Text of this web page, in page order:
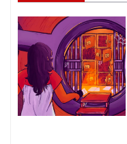
g
a
c
i